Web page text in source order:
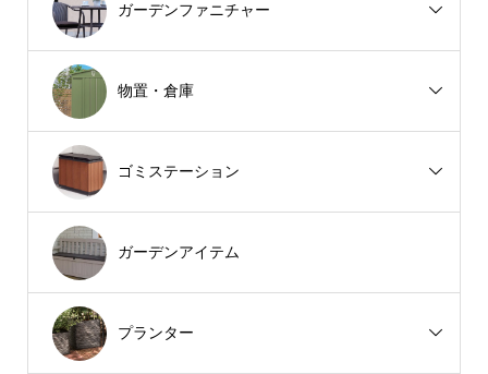
ガーデンファニチャー
物置・倉庫
ゴミステーション
ガーデンアイテム
プランター